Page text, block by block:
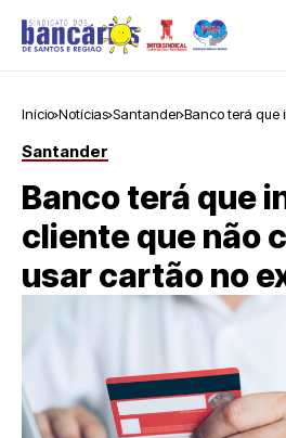
Início Notícias Santander Banco terá que
Santander
Banco terá que
cliente que não
usar cartão no